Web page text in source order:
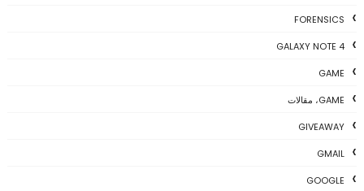
FORENSICS
GALAXY NOTE 4
GAME
GAME، مقالات
GIVEAWAY
GMAIL
GOOGLE